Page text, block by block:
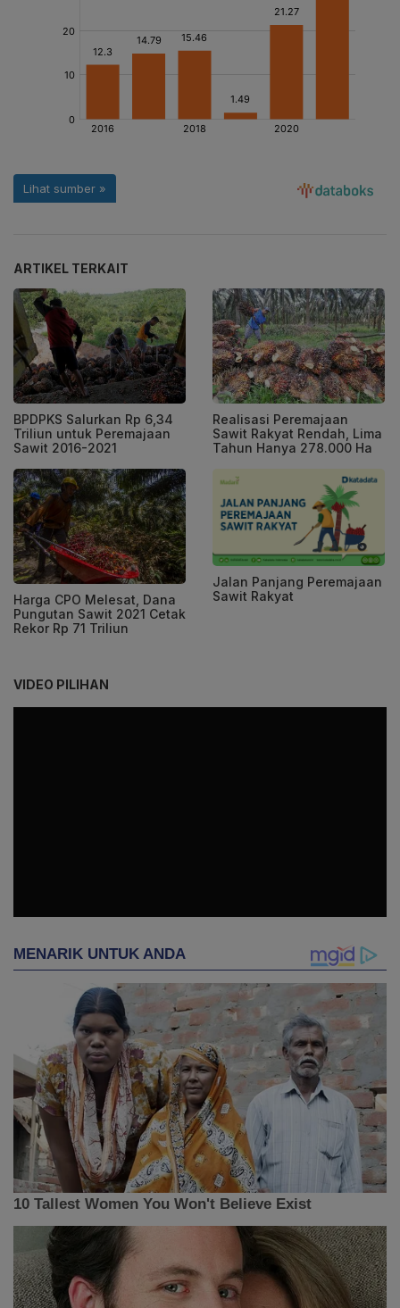
ARTIKEL TERKAIT
BPDPKS Salurkan Rp 6,34
Triliun untuk Peremajaan
Sawit 2016-2021
Realisasi Peremajaan
Sawit Rakyat Rendah, Lima
Tahun Hanya 278.000 Ha
Harga CPO Melesat, Dana
Pungutan Sawit 2021 Cetak
Rekor Rp 71 Triliun
Jalan Panjang Peremajaan
Sawit Rakyat
VIDEO PILIHAN